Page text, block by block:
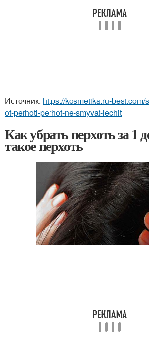
Источник: https://kosmetika.ru-
ot-perhoti-perhot-ne-smyvat-lechit
Как убрать перхоть за 1
такое перхоть